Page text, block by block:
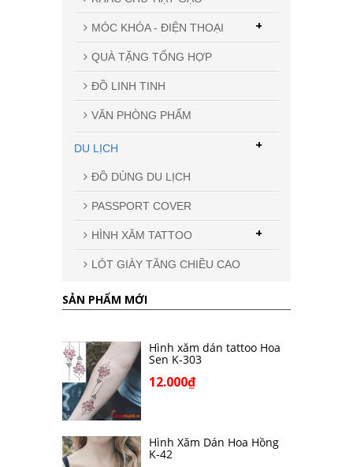
MÓC KHÓA - ĐIỆN THOẠI +
QUÀ TẶNG TỔNG HỢP
ĐỒ LINH TINH
VĂN PHÒNG PHẨM
DU LỊCH
ĐỒ DÙNG DU LỊCH
PASSPORT COVER
HÌNH XĂM TATTOO +
LÓT GIÀY TĂNG CHIỀU CAO
+
SẢN PHẨM MỚI
Hình xăm dán tattoo Hoa
Sen K-303
12.000₫
Hình Xăm Dán Hoa Hồng
K-42